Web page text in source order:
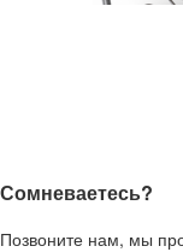
Сомневаетесь?
Позвоните нам, мы